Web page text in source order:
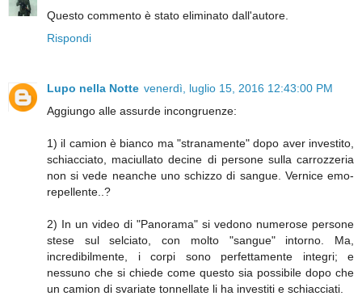
Questo commento è stato eliminato dall'autore.
Rispondi
Lupo nella Notte venerdì, luglio 15, 2016 12:43:00 PM
Aggiungo alle assurde incongruenze:
1) il camion è bianco ma "stranamente" dopo aver investito,
schiacciato, maciullato decine di persone sulla carrozzeria
non si vede neanche uno schizzo di sangue. Vernice emo-
repellente..?
2) In un video di "Panorama" si vedono numerose persone
stese sul selciato, con molto "sangue" intorno. Ma,
incredibilmente, i corpi sono perfettamente integri; e
nessuno che si chiede come questo sia possibile dopo che
un camion di svariate tonnellate li ha investiti e schiacciati.